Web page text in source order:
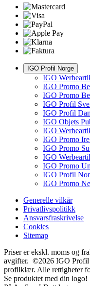
IGO Profil Norge
IGO
IGO Promo
IGO Promo
IGO Profil
IGO Profil
IGO Objets
IGO
IGO Promo
IGO Promo
IGO
IGO Promo
IGO Profil
IGO Promo
Generelle vilkår
Privatlivspolitikk
Ansvarsfraskrivelse
Cookies
Sitemap
Priser er ekskl. moms og
avgifter. ©2026 IGO Profil
profilklær. Alle rettigheter
Se produktet med din logo!